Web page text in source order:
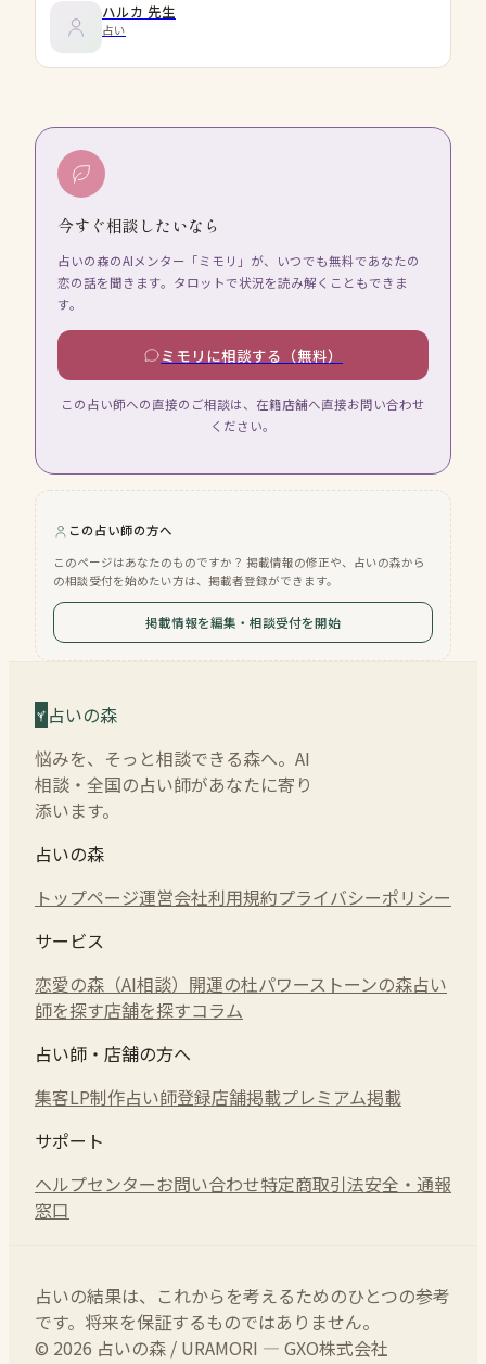
ハルカ 先生
占い
今すぐ相談したいなら
占いの森のAIメンター「ミモリ」が、いつでも無料であなたの
恋の話を聞きます。タロットで状況を読み解くこともできま
す。
ミモリに相談する（無料）
この占い師への直接のご相談は、在籍店舗へ直接お問い合わせ
ください。
この占い師の方へ
このページはあなたのものですか？ 掲載情報の修正や、占いの森から
の相談受付を始めたい方は、掲載者登録ができます。
掲載情報を編集・相談受付を開始
占いの森
悩みを、そっと相談できる森へ。AI
相談・全国の占い師があなたに寄り
添います。
占いの森
トップページ運営会社利用規約プライバシーポリシー
サービス
恋愛の森（AI相談） 開運の杜パワーストーンの森占い
師を探す店舗を探すコラム
占い師・店舗の方へ
集客LP制作占い師登録店舗掲載プレミアム掲載
サポート
ヘルプセンターお問い合わせ特定商取引法安全・通報
窓口
占いの結果は、これからを考えるためのひとつの参考
です。将来を保証するものではありません。
© 2026 占いの森 / URAMORI — GXO株式会社